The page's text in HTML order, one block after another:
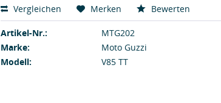
Vergleichen Merken Bewerten
Artikel-Nr.:
MTG202
Marke:
Moto Guzzi
Modell:
V85 TT